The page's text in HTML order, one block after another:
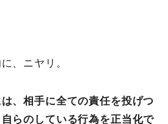
、ニヤリ。
、相手に全ての責任を投げつ
らのしている行為を正当化で